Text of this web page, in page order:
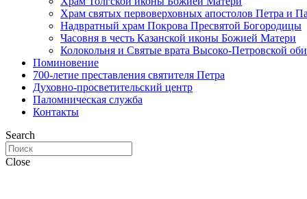
Храм святых первоверховных апостолов Петра и
Надвратный храм Покрова Пресвятой Богородицы
Часовня в честь Казанской иконы Божией Матери
Колокольня и Святые врата Высоко-Петровской
Поминовение
700-летие преставления святителя Петра
Духовно-просветительский центр
Паломническая служба
Контакты
Search
Close